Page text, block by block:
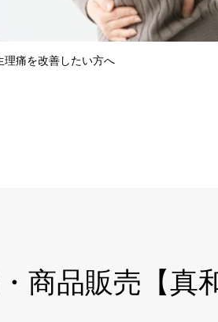
理痛を改善したい方へ
商品販売【